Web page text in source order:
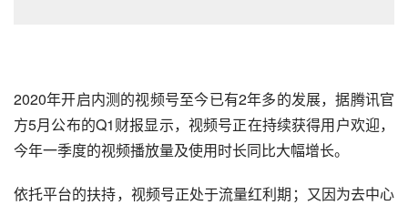
2020年开启内测的视频号至今已有2年多的发展，据腾讯官
方5月公布的Q1财报显示，视频号正在持续获得用户欢迎，
今年一季度的视频播放量及使用时长同比大幅增长。
依托平台的扶持，视频号正处于流量红利期；又因为去中心